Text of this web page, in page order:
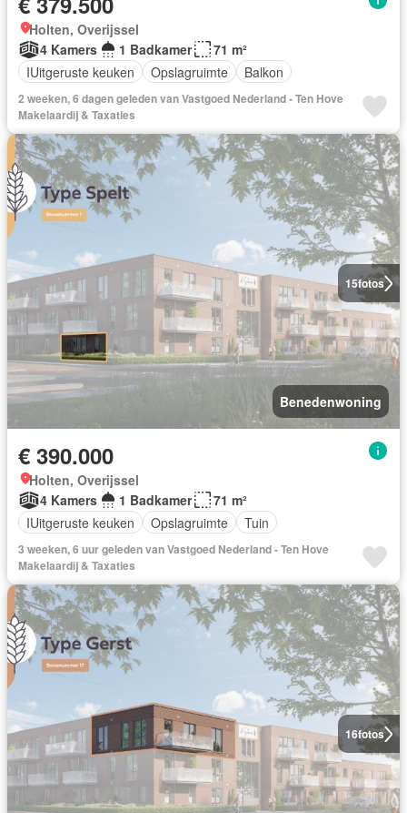
Holten, Overijssel
4 Kamers
1 Badkamer
71 m²
IUitgeruste keuken
Opslagruimte Balkon
2 weeken, 6 dagen geleden van Vastgoed Nederland - Ten Hove
Makelaardij & Taxaties
15fotos
Benedenwoning
€ 390.000
Holten, Overijssel
4 Kamers
1 Badkamer
71 m²
IUitgeruste keuken
Opslagruimte Tuin
3 weeken, 6 uur geleden van Vastgoed Nederland - Ten Hove
Makelaardij & Taxaties
16fotos